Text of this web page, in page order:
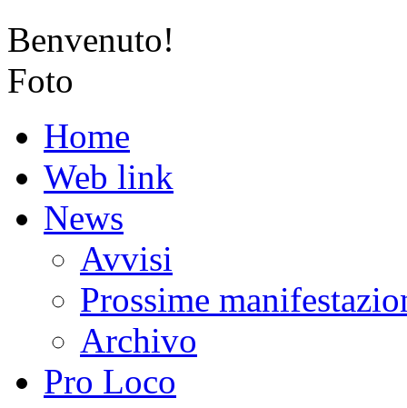
Benvenuto!
Foto
Home
Web link
News
Avvisi
Prossime
Archivo
Pro Loco